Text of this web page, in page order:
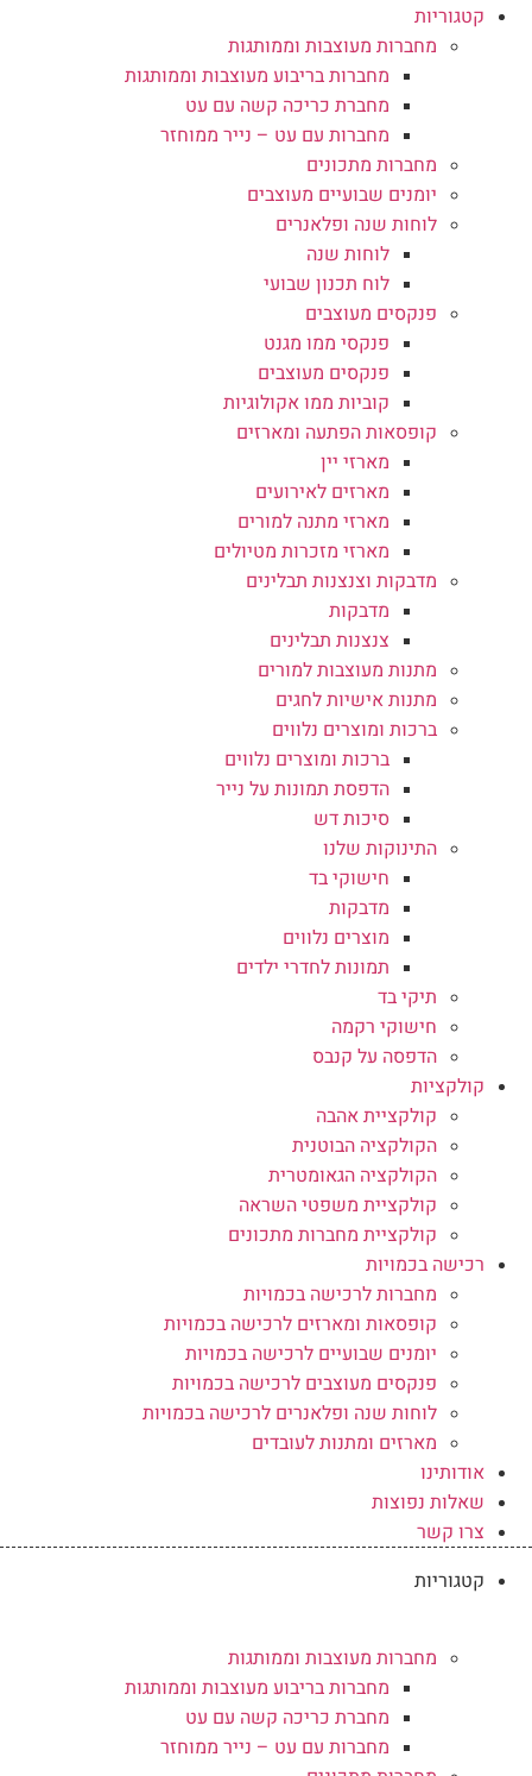
קטגוריות
מחברות מעוצבות וממותגות
מחברות בריבוע מעוצבות וממותגות
מחברת כריכה קשה עם עט
מחברות עם עט – נייר ממוחזר
מחברות מתכונים
יומנים שבועיים מעוצבים
לוחות שנה ופלאנרים
לוחות שנה
לוח תכנון שבועי
פנקסים מעוצבים
פנקסי ממו מגנט
פנקסים מעוצבים
קוביות ממו אקולוגיות
קופסאות הפתעה ומארזים
מארזי יין
מארזים לאירועים
מארזי מתנה למורים
מארזי מזכרות מטיולים
מדבקות וצנצנות תבלינים
מדבקות
צנצנות תבלינים
מתנות מעוצבות למורים
מתנות אישיות לחגים
ברכות ומוצרים נלווים
ברכות ומוצרים נלווים
הדפסת תמונות על נייר
סיכות דש
התינוקות שלנו
חישוקי בד
מדבקות
מוצרים נלווים
תמונות לחדרי ילדים
תיקי בד
חישוקי רקמה
הדפסה על קנבס
קולקציות
קולקציית אהבה
הקולקציה הבוטנית
הקולקציה הגאומטרית
קולקציית משפטי השראה
קולקציית מחברות מתכונים
רכישה בכמויות
מחברות לרכישה בכמויות
קופסאות ומארזים לרכישה בכמויות
יומנים שבועיים לרכישה בכמויות
פנקסים מעוצבים לרכישה בכמויות
לוחות שנה ופלאנרים לרכישה בכמויות
מארזים ומתנות לעובדים
אודותינו
שאלות נפוצות
צרו קשר
קטגוריות
מחברות מעוצבות וממותגות
מחברות בריבוע מעוצבות וממותגות
מחברת כריכה קשה עם עט
מחברות עם עט – נייר ממוחזר